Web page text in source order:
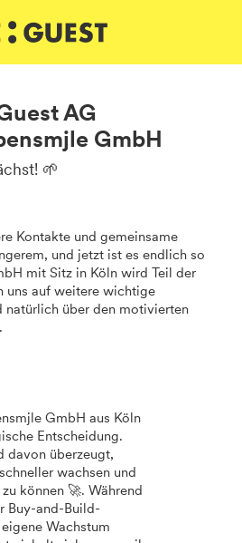
AG
GmbH
🌱
Kontakte und gemeinsame
und jetzt ist es endlich so
mit Sitz in Köln wird Teil der
uns auf weitere wichtige
natürlich über den motivierten
GmbH aus Köln
Entscheidung.
davon überzeugt,
wachsen und
können 🚀. Während
Buy-and-Build-
Wachstum